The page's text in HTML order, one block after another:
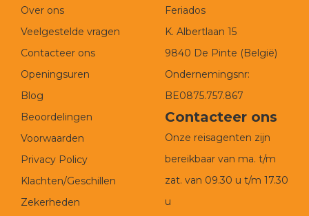
Over ons
Veelgestelde vragen
Contacteer ons
Openingsuren
Blog
Beoordelingen
Voorwaarden
Privacy Policy
Klachten/Geschillen
Zekerheden
Feriados
K. Albertlaan 15
9840 De Pinte (België)
Ondernemingsnr:
BE0875.757.867
Contacteer ons
Onze reisagenten zijn
bereikbaar van ma. t/m
zat. van 09.30 u t/m 17.30
u